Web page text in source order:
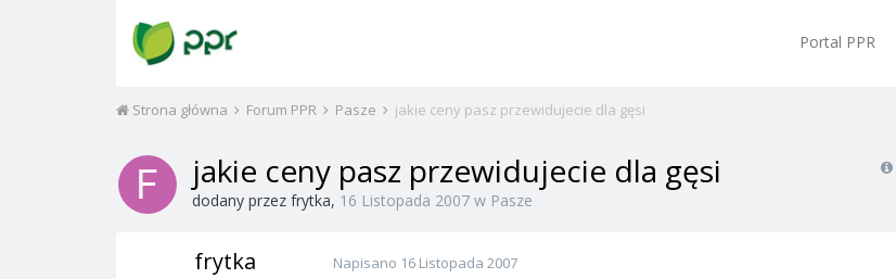
Portal PPR
Strona główna Forum PPR Pasze jakie ceny pasz przewidujecie dla gęsi
jakie ceny pasz przewidujecie dla gęsi
dodany przez frytka, 16 Listopada 2007 w Pasze
frytka Napisano 16 Listopada 2007